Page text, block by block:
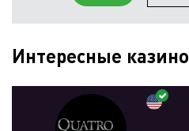
Интересные казино